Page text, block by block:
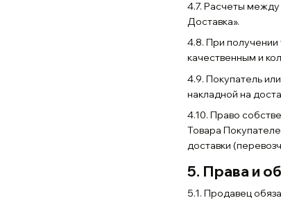
4.7. Расчеты
Доставка».
4.8. При получении
качественным и
4.9. Покупатель
накладной на
4.10. Право
Товара
доставки
5. Права и
5.1. Продавец